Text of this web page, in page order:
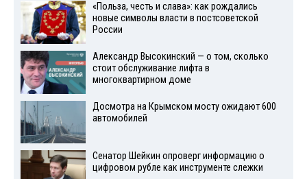
«Польза, честь и слава»: как рождались
новые символы власти в постсоветской
России
Александр Высокинский — о том, сколько
стоит обслуживание лифта в
многоквартирном доме
Досмотра на Крымском мосту ожидают 600
автомобилей
Сенатор Шейкин опроверг информацию о
цифровом рубле как инструменте слежки